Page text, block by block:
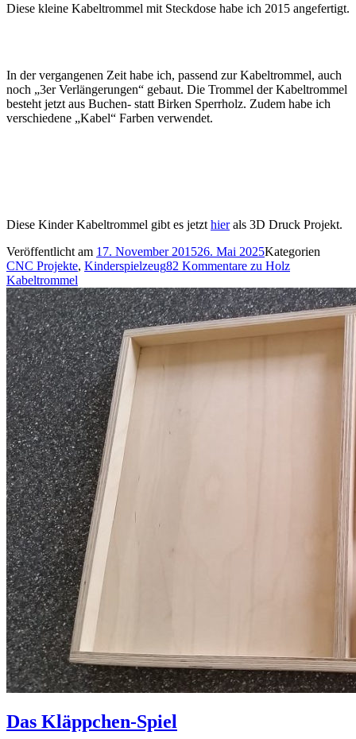
Diese kleine Kabeltrommel mit Steckdose habe ich 2015 angefertigt.
In der vergangenen Zeit habe ich, passend zur Kabeltrommel, auch
noch „3er Verlängerungen“ gebaut. Die Trommel der Kabeltrommel
besteht jetzt aus Buchen- statt Birken Sperrholz. Zudem habe ich
verschiedene „Kabel“ Farben verwendet.
Diese Kinder Kabeltrommel gibt es jetzt hierals 3D Druck Projekt.
Veröffentlicht am 17. November 201526. Mai 2025Kategorien
CNC Projekte, Kinderspielzeug82 Kommentare zu Holz
Kabeltrommel
Das Kläppchen-Spiel